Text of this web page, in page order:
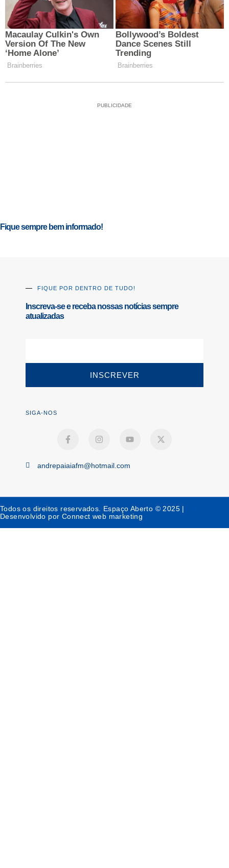
PUBLICIDADE
Fique sempre bem informado!
FIQUE POR DENTRO DE TUDO!
Inscreva-se e receba nossas notícias sempre
atualizadas
INSCREVER
SIGA-NOS
andrepaiaiafm@hotmail.com
Todos os direitos reservados. Espaço Aberto © 2025 |
Desenvolvido por Connect web marketing